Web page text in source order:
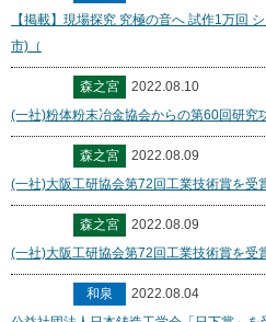
【掲載】現場探究 究極の音へ 試作1万回
市)（
森之宮
2022.08.10
(一社)粉体粉末冶金協会からの第60回研究
森之宮
2022.08.09
(一社)大阪工研協会第72回工業技術賞を受
森之宮
2022.08.09
(一社)大阪工研協会第72回工業技術賞を受
和泉
2022.08.04